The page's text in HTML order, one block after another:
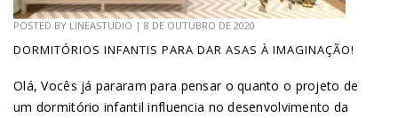
POSTED BY LINEASTUDIO | 8 DE OUTUBRO DE 2020
DORMITÓRIOS INFANTIS PARA DAR ASAS À IMAGINAÇÃO!
Olá, Vocês já pararam para pensar o quanto o projeto de
um dormitório infantil influencia no desenvolvimento da